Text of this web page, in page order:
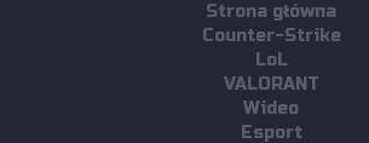
Strona główna
Counter-Strike
LoL
VALORANT
Wideo
Esport